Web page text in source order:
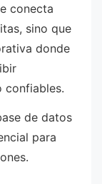
conecta
sino que
donde
confiables.
de datos
para